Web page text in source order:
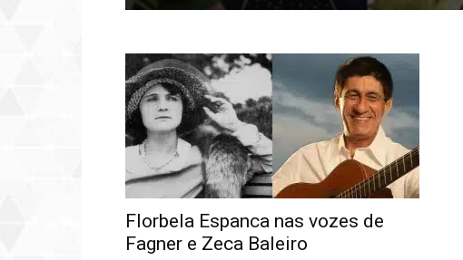
Florbela Espanca nas vozes de
Fagner e Zeca Baleiro